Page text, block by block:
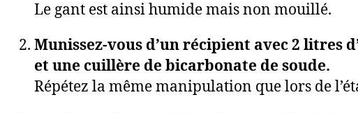
Le gant est ainsi humide mais non mouillé.
Munissez-vous d’un récipient avec 2 litres
et une cuillère de bicarbonate de soude.
Répétez la même manipulation que lors de